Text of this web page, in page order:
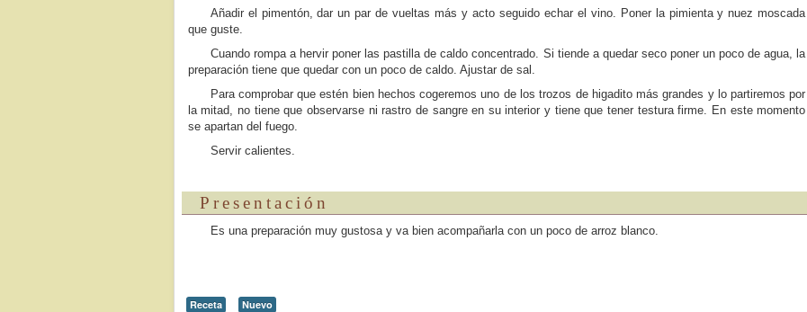
Añadir el pimentón, dar un par de vueltas más y acto seguido echar el vino. Poner la pimienta y nuez moscada
que guste.
Cuando rompa a hervir poner las pastilla de caldo concentrado. Si tiende a quedar seco poner un poco de agua, la
preparación tiene que quedar con un poco de caldo. Ajustar de sal.
Para comprobar que estén bien hechos cogeremos uno de los trozos de higadito más grandes y lo partiremos por
la mitad, no tiene que observarse ni rastro de sangre en su interior y tiene que tener testura firme. En este momento
se apartan del fuego.
Servir calientes.
Presentación
Es una preparación muy gustosa y va bien acompañarla con un poco de arroz blanco.
Receta Nuevo